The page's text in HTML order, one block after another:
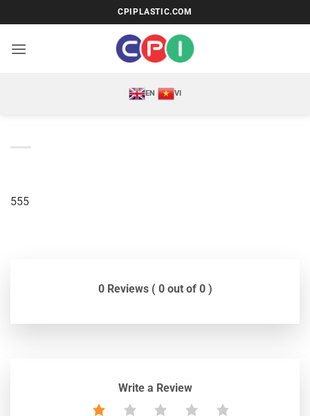
qua
nội
CPIPLASTIC.COM
EN VI
555
0 Reviews ( 0 out of 0 )
Write a Review